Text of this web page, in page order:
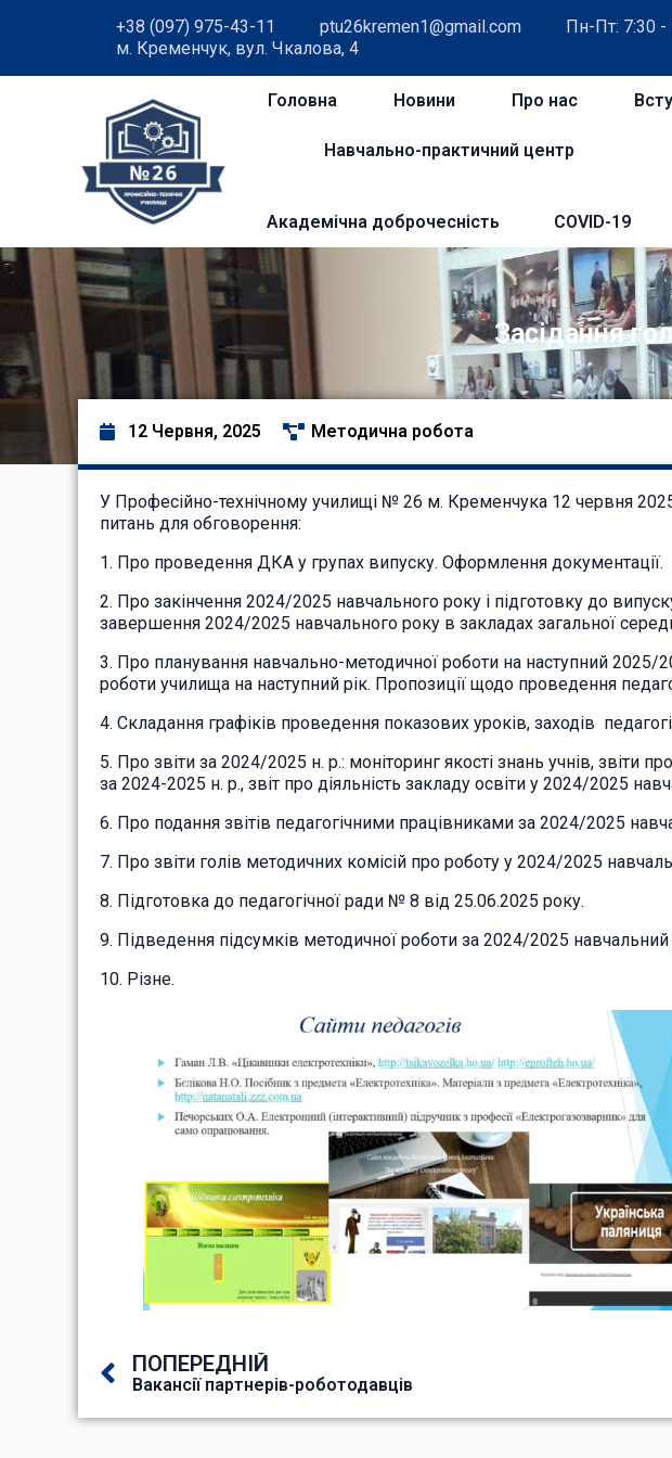
+38 (097) 975-43-11 ptu26kremen1@gmail.com
Пн-Пт: 7:30 -
м. Кременчук, вул. Чкалова, 4
Головна Новини Про нас
Навчально-практичний центр
Академічна доброчесність COVID-19
Засідання
12 Червня, 2025 Методична робота
У Професійно-технічному училищі № 26 м. Кременчука 12 червня
питань для обговорення:
1. Про проведення ДКА у групах випуску. Оформлення документації.
2. Про закінчення 2024/2025 навчального року і підготовку до
завершення 2024/2025 навчального року в закладах загальної
3. Про планування навчально-методичної роботи на наступний
роботи училища на наступний рік. Пропозиції щодо проведення
4. Складання графіків проведення показових уроків, заходів
5. Про звіти за 2024/2025 н. р.: моніторинг якості знань учнів, звіти
за 2024-2025 н. р., звіт про діяльність закладу освіти у 2024/2025
6. Про подання звітів педагогічними працівниками за 2024/2025
7. Про звіти голів методичних комісій про роботу у 2024/2025
8. Підготовка до педагогічної ради № 8 від 25.06.2025 року.
9. Підведення підсумків методичної роботи за 2024/2025 навчальний
10. Різне.
ПОПЕРЕДНІЙ
Вакансії партнерів-роботодавців